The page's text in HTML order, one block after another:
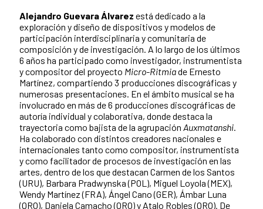
Alejandro Guevara Álvarez está dedicado a la
exploración y diseño de dispositivos y modelos de
participación interdisciplinaria y comunitaria de
composición y de investigación. A lo largo de los últimos
6 años ha participado como investigador, instrumentista
y compositor del proyecto Micro-Ritmiade Ernesto
Martínez, compartiendo 3 producciones discográficas y
numerosas presentaciones. En el ámbito musical se ha
involucrado en más de 6 producciones discográficas de
autoría individual y colaborativa, donde destaca la
trayectoria como bajista de la agrupación Auxmatanshi
Ha colaborado con distintos creadores nacionales e
internacionales tanto como compositor, instrumentista
y como facilitador de procesos de investigación en las
artes, dentro de los que destacan Carmen de los Santos
(URU), Barbara Pradwynska (POL), Miguel Loyola (MEX),
Wendy Martínez (FRA), Ángel Cano (GER), Ámbar Luna
(QRO), Daniela Camacho (QRO) y Atalo Robles (QRO). De